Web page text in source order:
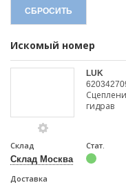
СБРОСИТЬ
Искомый номер
LUK
гидрав
Склад
Склад Москва
Стат.
Доставка